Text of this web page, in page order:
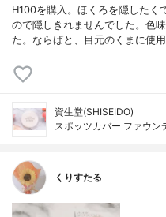
H100を購入。ほくろを隠したく
ので隠しきれませんでした。色
た。ならばと、目元のくまに使
資生堂(SHISEIDO)
スポッツカバー ファウン
くりすたる